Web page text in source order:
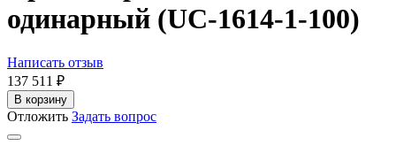
одинарный (UC-1614-1-100)
Написать отзыв
137 511 ₽
В корзину
Отложить Задать вопрос